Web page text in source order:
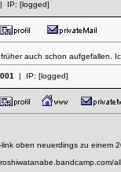
| IP: [logged]
früher auch schon
| IP: [logged]
oben neuerdings zu einem